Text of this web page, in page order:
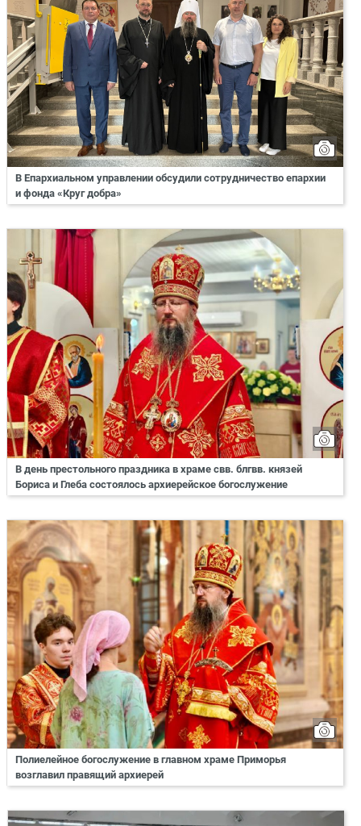
В Епархиальном управлении обсудили сотрудничество епархии
и фонда «Круг добра»
В день престольного праздника в храме свв. блгвв. князей
Бориса и Глеба состоялось архиерейское богослужение
Полиелейное богослужение в главном храме Приморья
возглавил правящий архиерей